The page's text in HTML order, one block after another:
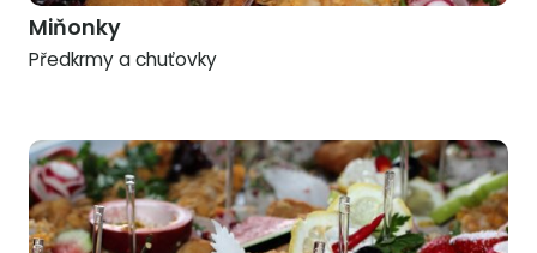
Miňonky
Předkrmy a chuťovky